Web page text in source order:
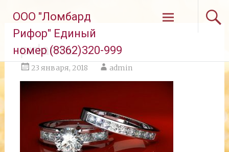
содержимому
ООО "Ломбард
Рифор" Единый
номер (8362)320-999
pırlanta-
23 января, 2018 admin